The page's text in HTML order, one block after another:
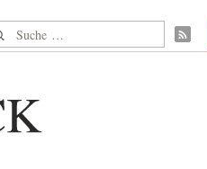
nach: